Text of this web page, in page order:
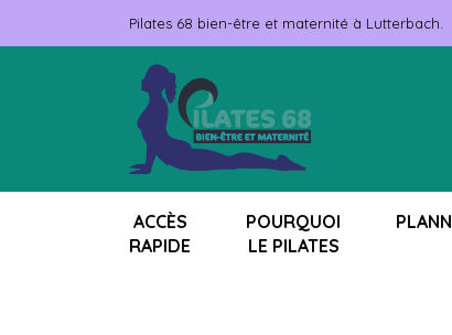
Pilates 68 bien-être et maternité à Lutterbach.
ACCÈS
RAPIDE
POURQUOI
LE PILATES